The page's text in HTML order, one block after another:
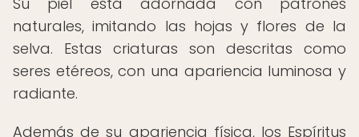
naturales, imitando las hojas y flores de la
selva. Estas criaturas son descritas como
seres etéreos, con una apariencia luminosa y
radiante.
Además de su apariencia física, los Espíritus